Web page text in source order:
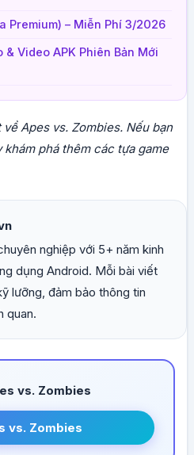
Premium) – Miễn Phí 3/2026
Video APK Phiên Bản Mới
Apes vs. Zombies. Nếu bạn
phá thêm các tựa game
nghiệp với 5+ năm kinh
dụng Android. Mỗi bài viết
lưỡng, đảm bảo thông tin
quan.
vs. Zombies
vs. Zombies